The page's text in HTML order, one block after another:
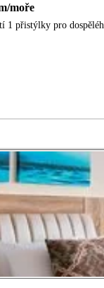
moře
1 přistýlky pro